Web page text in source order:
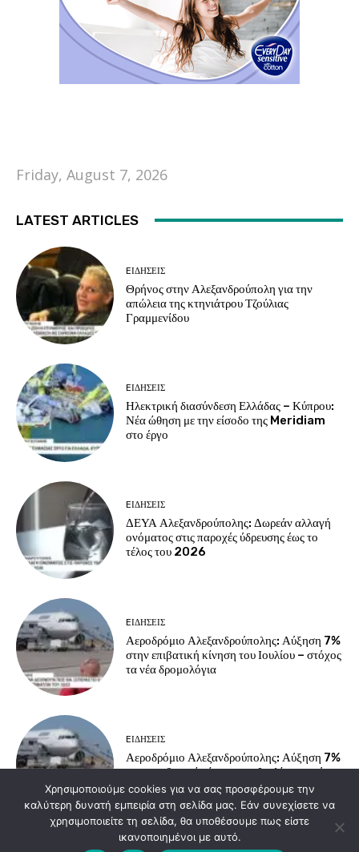
Friday, August 7, 2026
LATEST ARTICLES
EΙΔΗΣΕΙΣ
Θρήνος στην Αλεξανδρούπολη για την
απώλεια της κτηνιάτρου Τζούλιας
Γραμμενίδου
EΙΔΗΣΕΙΣ
Ηλεκτρική διασύνδεση Ελλάδας – Κύπρου:
Νέα ώθηση με την είσοδο της Meridiam
στο έργο
EΙΔΗΣΕΙΣ
ΔΕΥΑ Αλεξανδρούπολης: Δωρεάν αλλαγή
ονόματος στις παροχές ύδρευσης έως το
τέλος του 2026
EΙΔΗΣΕΙΣ
Αεροδρόμιο Αλεξανδρούπολης: Αύξηση 7%
στην επιβατική κίνηση του Ιουλίου – στόχος
τα νέα δρομολόγια
EΙΔΗΣΕΙΣ
Αεροδρόμιο Αλεξανδρούπολης: Αύξηση 7%
στην επιβατική κίνηση του Ιουλίου – στόχος
τα νέα δρομολόγια
Load more
Χρησιμοποιούμε cookies για να σας προσφέρουμε την
καλύτερη δυνατή εμπειρία στη σελίδα μας. Εάν συνεχίσετε να
χρησιμοποιείτε τη σελίδα, θα υποθέσουμε πως είστε
ικανοποιημένοι με αυτό.